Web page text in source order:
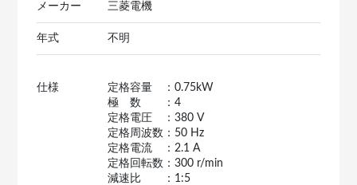
メーカー 三菱電機
年式 不明
仕様
定格容量 ：0.75kW
極 数 ：4
定格電圧 ：380 V
定格周波数：50 Hz
定格電流 ：2.1 A
定格回転数：300 r/min
減速比 ：1:5